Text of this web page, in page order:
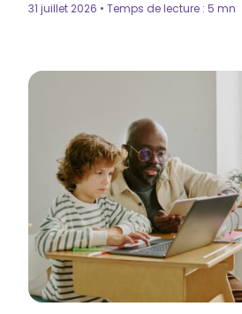
31 juillet 2026 • Temps de lecture : 5 mn